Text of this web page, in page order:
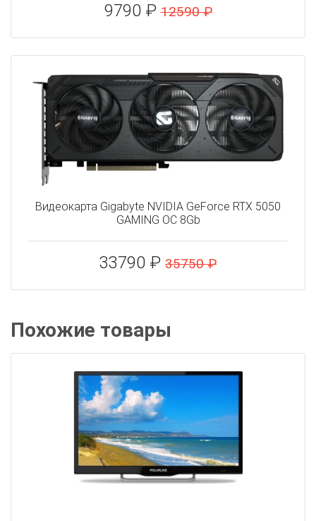
9790 ₽12590 ₽
Видеокарта Gigabyte NVIDIA GeForce RTX 5050
GAMING OC 8Gb
33790 ₽ 35750 ₽
Похожие товары